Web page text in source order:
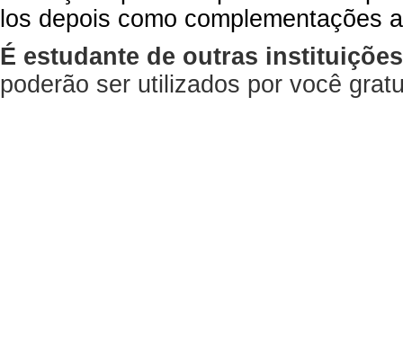
los depois como complementações
É estudante de outras
poderão ser utilizados por você